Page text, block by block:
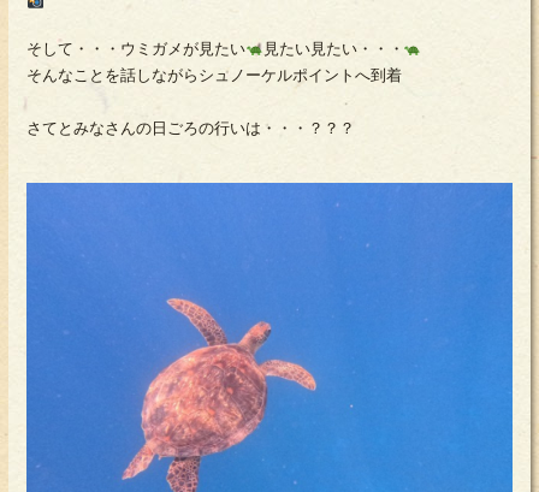
そして・・・ウミガメが見たい
見たい見たい・・・
そんなことを話しながらシュノーケルポイントへ到着
さてとみなさんの日ごろの行いは・・・？？？